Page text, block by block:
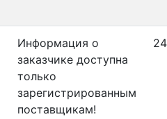
Информация о
заказчике доступна
только
зарегистрированным
поставщикам!